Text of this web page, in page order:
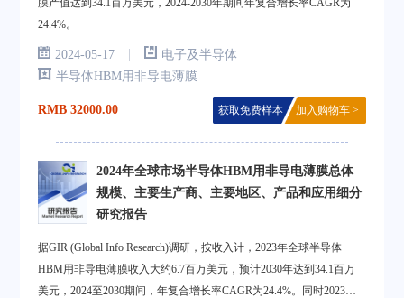
膜产值达到34.1百万美元，2024-2030年期间年复合增长率CAGR为
24.4%。
2024-05-17 |
电子及半导体
半导体HBM用非导电薄膜
RMB 32000.00 获取免费样本 加入购物车 >
2024年全球市场半导体HBM用非导电薄膜总体
规模、主要生产商、主要地区、产品和应用细分
研究报告
据GIR (Global Info Research)调研，按收入计，2023年全球半导体
HBM用非导电薄膜收入大约6.7百万美元，预计2030年达到34.1百万
美元，2024至2030期间，年复合增长率CAGR为24.4%。同时2023年